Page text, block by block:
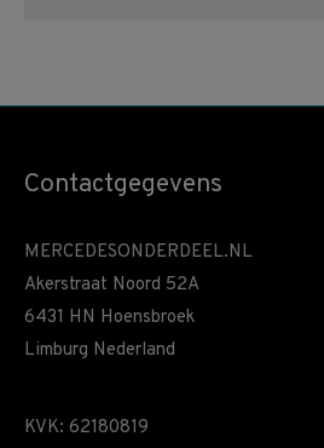
Contactgegevens
MERCEDESONDERDEEL.NL
Akerstraat Noord 52A
6431 HN Hoensbroek
Limburg Nederland
KVK: 62180819